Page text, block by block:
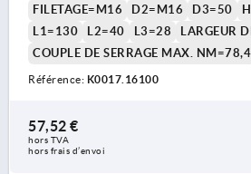
FILETAGE=M16
D2=M16 D3=50
L1=130
L2=40 L3=28
LARGEUR
COUPLE DE SERRAGE MAX. NM=78,4
Référence: K0017.16100
57,52 €
hors TVA
hors frais d’envoi